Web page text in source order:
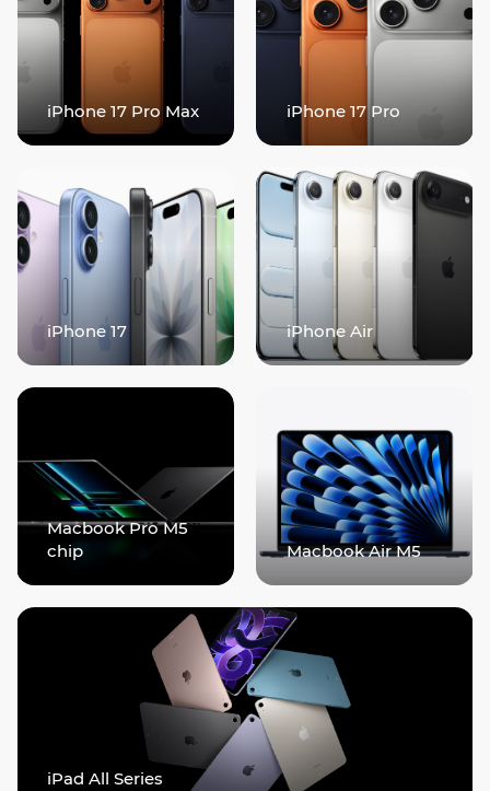
iPhone 17 Pro Max iPhone 17 Pro
iPhone 17 iPhone Air
Macbook Pro M5
chip
Macbook Air M5
iPad All Series